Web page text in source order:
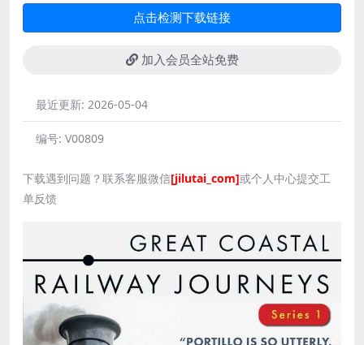
点击检测下载链接
加入会员全站免费
最近更新: 2026-05-04
编号: V00809
下载遇到问题？联系客服微信[jilutai_com]或个人中心提交工
单反馈